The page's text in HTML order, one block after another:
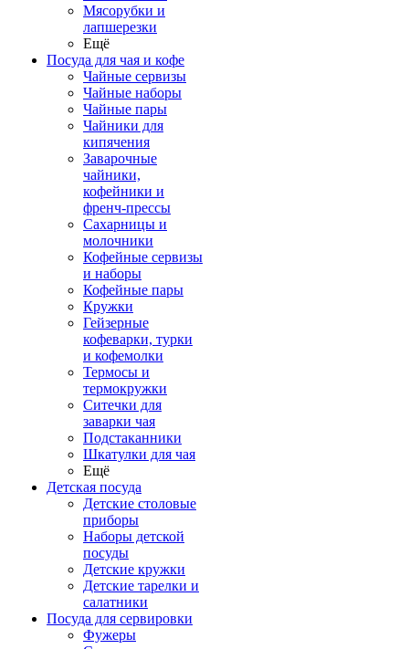
Мясорубки и
лапшерезки
Ещё
Посуда для чая и кофе
Чайные сервизы
Чайные наборы
Чайные пары
Чайники для
кипячения
Заварочные
чайники,
кофейники и
френч-прессы
Сахарницы и
молочники
Кофейные сервизы
и наборы
Кофейные пары
Кружки
Гейзерные
кофеварки, турки
и кофемолки
Термосы и
термокружки
Ситечки для
заварки чая
Подстаканники
Шкатулки для чая
Ещё
Детская посуда
Детские столовые
приборы
Наборы детской
посуды
Детские кружки
Детские тарелки и
салатники
Посуда для сервировки
Фужеры